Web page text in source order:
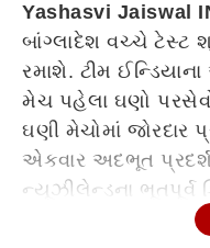
Yashasvi Jaiswal
બાંગ્લાદેશ વચ્ચે ટેસ્ટ
રમાશે. ટીમ
મેચ પહેલા ઘણો
ઘણી મેચોમાં જોરદાર
એકવાર અદભૂત
ન્યૂઝીલેન્ડના ભૂતપૂર્વ
સર્વકાલીન રેકોર્ડ